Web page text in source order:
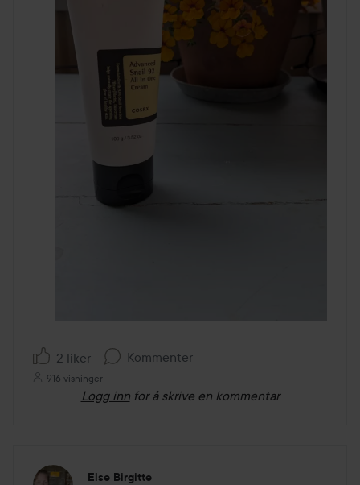
2 liker Kommenter
916 visninger
Logg inn for å skrive en kommentar
Else Birgitte